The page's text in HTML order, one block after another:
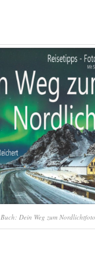
Buch: Dein Weg zum Nordlichtfoto